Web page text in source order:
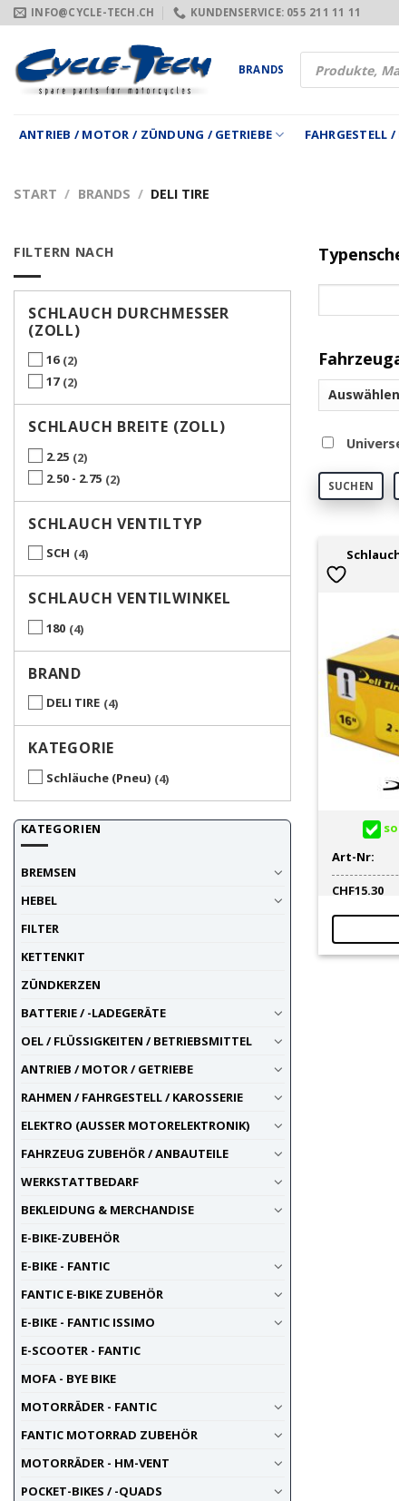
Zum
Inhalt
springen
INFO@CYCLE-TECH.CH KUNDENSERVICE: 055 211 11 11
BRANDS
Products
search
ANTRIEB / MOTOR / ZÜNDUNG / GETRIEBE FAHRGESTELL
START / BRANDS / DELI TIRE
FILTERN NACH
SCHLAUCH DURCHMESSER
(ZOLL)
16 2
17 2
SCHLAUCH BREITE (ZOLL)
2.25 2
2.50 - 2.75 2
SCHLAUCH VENTILTYP
SCH 4
SCHLAUCH VENTILWINKEL
180 4
BRAND
DELI TIRE 4
KATEGORIE
Schläuche (Pneu) 4
KATEGORIEN
BREMSEN
HEBEL
FILTER
KETTENKIT
ZÜNDKERZEN
BATTERIE / -LADEGERÄTE
OEL / FLÜSSIGKEITEN / BETRIEBSMITTEL
ANTRIEB / MOTOR / GETRIEBE
RAHMEN / FAHRGESTELL / KAROSSERIE
ELEKTRO (AUSSER MOTORELEKTRONIK)
FAHRZEUG ZUBEHÖR / ANBAUTEILE
WERKSTATTBEDARF
BEKLEIDUNG & MERCHANDISE
E-BIKE-ZUBEHÖR
E-BIKE - FANTIC
FANTIC E-BIKE ZUBEHÖR
E-BIKE - FANTIC ISSIMO
E-SCOOTER - FANTIC
MOFA - BYE BIKE
MOTORRÄDER - FANTIC
FANTIC MOTORRAD ZUBEHÖR
MOTORRÄDER - HM-VENT
POCKET-BIKES / -QUADS
SUCHEN
Art-Nr:
CHF15.30